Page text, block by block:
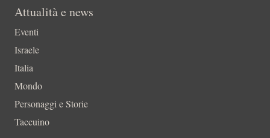
Attualità e news
Eventi
Israele
Italia
Mondo
Personaggi e Storie
Taccuino